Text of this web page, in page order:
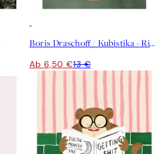
Boris Draschoff / Kubistika - Rising Poster
Ab 6,50 €13 €